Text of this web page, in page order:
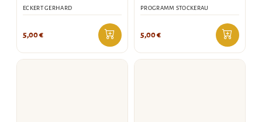
ECKERT GERHARD
5,00€
PROGRAMM STOCKERAU
5,00€